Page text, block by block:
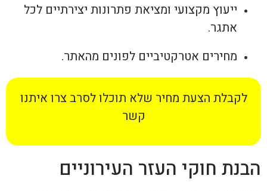
ייעוץ מקצועי ומציאת פתרונות יצירתיים לכל
אתגר.
מחירים אטרקטיביים לפונים מהאתר.
לקבלת הצעת מחיר שלא תוכלו לסרב צרו איתנו
קשר
הבנת חוקי העזר העירוניים